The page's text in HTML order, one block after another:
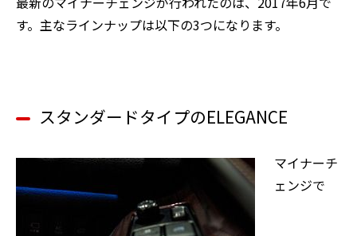
す。主なラインナップは以下の3つになります。
スタンダードタイプのELEGANCE
マイナーチ
ェンジで